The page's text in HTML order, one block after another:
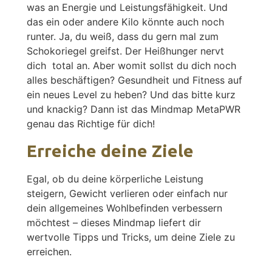
was an Energie und Leistungsfähigkeit. Und
das ein oder andere Kilo könnte auch noch
runter. Ja, du weiß, dass du gern mal zum
Schokoriegel greifst. Der Heißhunger nervt
dich total an. Aber womit sollst du dich noch
alles beschäftigen? Gesundheit und Fitness auf
ein neues Level zu heben? Und das bitte kurz
und knackig? Dann ist das Mindmap MetaPWR
genau das Richtige für dich!
Erreiche deine Ziele
Egal, ob du deine körperliche Leistung
steigern, Gewicht verlieren oder einfach nur
dein allgemeines Wohlbefinden verbessern
möchtest – dieses Mindmap liefert dir
wertvolle Tipps und Tricks, um deine Ziele zu
erreichen.